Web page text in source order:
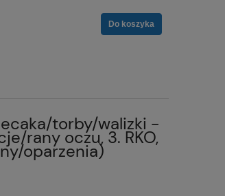
Do koszyka
torby/walizki -
rany oczu, 3. RKO,
oparzenia)